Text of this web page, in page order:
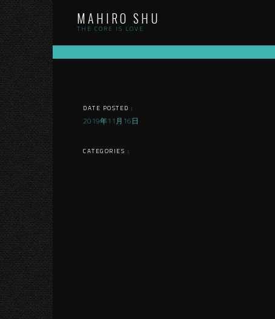
Skip
to
content
MAHIRO SHU
THE CORE IS LOVE
DATE POSTED :
2019年11月16日
CATEGORIES :